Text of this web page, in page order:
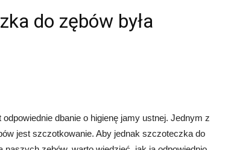
do zębów była
dbanie o higienę jamy ustnej. Jednym z
jest szczotkowanie. Aby jednak szczoteczka do